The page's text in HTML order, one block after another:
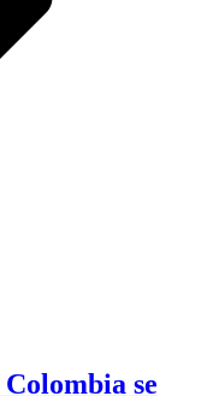
se